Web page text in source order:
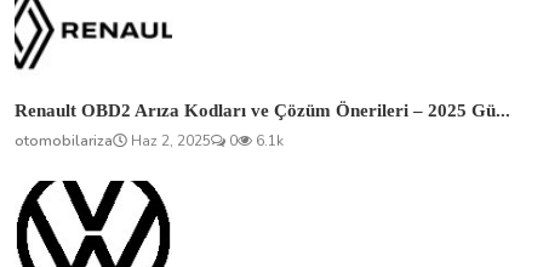
Renault OBD2 Arıza Kodları ve Çözüm Önerileri – 2025 Gü...
otomobilariza
Haz 2, 2025 0 6.1k